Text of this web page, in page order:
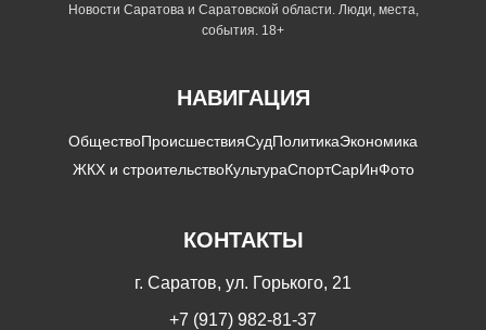
Новости Саратова и Саратовской области. Люди, места,
события. 18+
НАВИГАЦИЯ
ОбществоПроисшествияСудПолитикаЭкономика
ЖКХ и строительствоКультураСпортСарИнФото
КОНТАКТЫ
г. Саратов, ул. Горького, 21
+7 (917) 982-81-37